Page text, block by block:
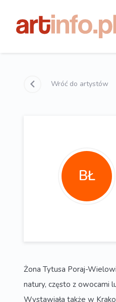
Wróć do artystów
BŁ
Żona Tytusa Poraj-
natury, często z owocami
Wystawiała także w